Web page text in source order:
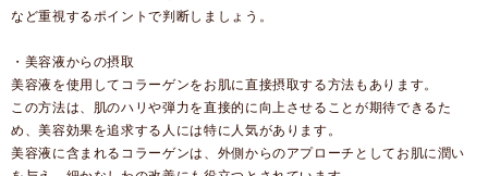
など重視するポイントで判断しましょう。
・美容液からの摂取
美容液を使用してコラーゲンをお肌に直接摂取する方法もあります。
この方法は、肌のハリや弾力を直接的に向上させることが期待できるた
め、美容効果を追求する人には特に人気があります。
美容液に含まれるコラーゲンは、外側からのアプローチとしてお肌に潤い